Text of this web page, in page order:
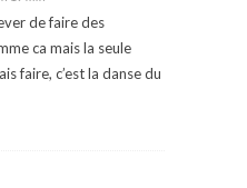
de faire des
ca mais la seule
faire, c’est la danse du